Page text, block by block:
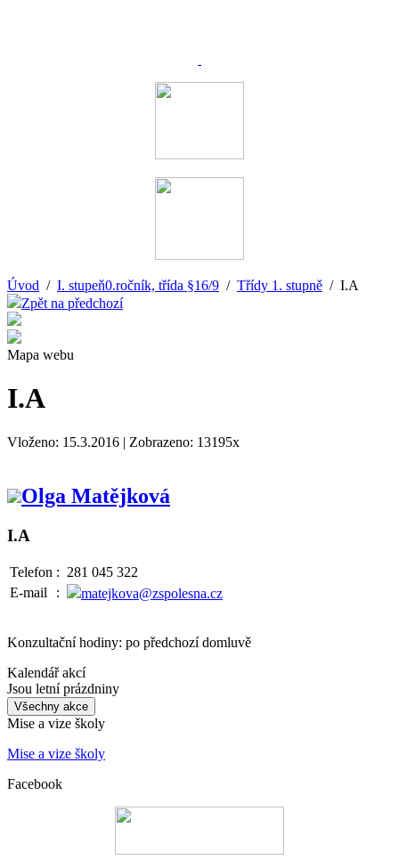
Úvod / I. stupeň0.ročník, třída §16/9 / Třídy 1. stupně / I.A
Zpět na předchozí
Mapa webu
I.A
Vloženo: 15.3.2016 | Zobrazeno: 13195x
Olga Matějková
I.A
Telefon : 281 045 322
E-mail
: matejkova@zspolesna.cz
Konzultační hodiny: po předchozí domluvě
Kalendář akcí
Jsou letní prázdniny
Všechny akce
Mise a vize školy
Mise a vize školy
Facebook